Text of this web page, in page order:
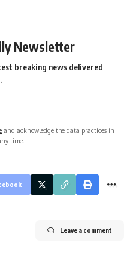
Newsletter
breaking news delivered
and acknowledge the data practices in
time.
Leave a comment